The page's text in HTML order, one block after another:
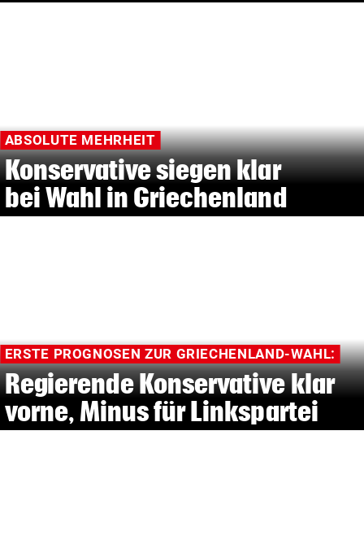
ABSOLUTE MEHRHEIT
Konservative siegen klar
bei Wahl in Griechenland
ERSTE PROGNOSEN ZUR GRIECHENLAND-WAHL:
Regierende Konservative klar
vorne, Minus für Linkspartei